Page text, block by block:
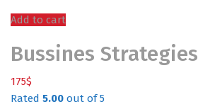
Add to cart
Bussines Strategies
175$
Rated 5.00 out of 5